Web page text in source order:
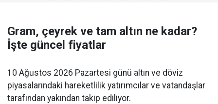
Gram, çeyrek ve tam altın ne kadar?
İşte güncel fiyatlar
10 Ağustos 2026 Pazartesi günü altın ve döviz
piyasalarındaki hareketlilik yatırımcılar ve vatandaşlar
tarafından yakından takip ediliyor.